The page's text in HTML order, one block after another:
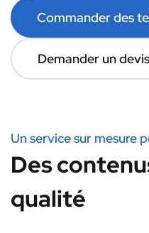
Commander des
Demander un devis
Un service sur mesure
Des
qualité